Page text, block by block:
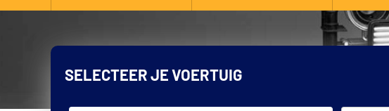
SELECTEER JE VOERTUIG